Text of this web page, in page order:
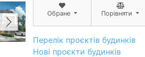
Обране Порівняти
Перелік проєктів будинків
Нові проєкти будинків